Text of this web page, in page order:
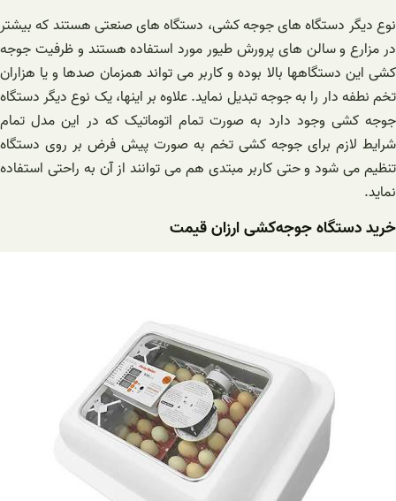
نوع دیگر دستگاه های جوجه کشی، دستگاه های صنعتی هستند که بیشتر
در مزارع و سالن های پرورش طیور مورد استفاده هستند و ظرفیت جوجه
کشی این دستگاهها بالا بوده و کاربر می تواند همزمان صدها و یا هزاران
تخم نطفه دار را به جوجه تبدیل نماید. علاوه بر اینها، یک نوع دیگر دستگاه
جوجه کشی وجود دارد به صورت تمام اتوماتیک که در این مدل تمام
شرایط لازم برای جوجه کشی تخم به صورت پیش فرض بر روی دستگاه
تنظیم می شود و حتی کاربر مبتدی هم می توانند از آن به راحتی استفاده
نماید.
خرید دستگاه ‌جوجه‌کشی ‌ارزان قیمت